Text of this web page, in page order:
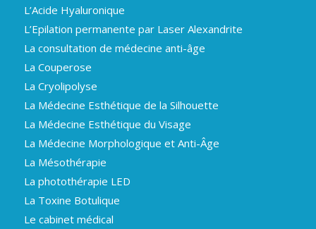
L’Acide Hyaluronique
L’Epilation permanente par Laser Alexandrite
La consultation de médecine anti-âge
La Couperose
La Cryolipolyse
La Médecine Esthétique de la Silhouette
La Médecine Esthétique du Visage
La Médecine Morphologique et Anti-Âge
La Mésothérapie
La photothérapie LED
La Toxine Botulique
Le cabinet médical